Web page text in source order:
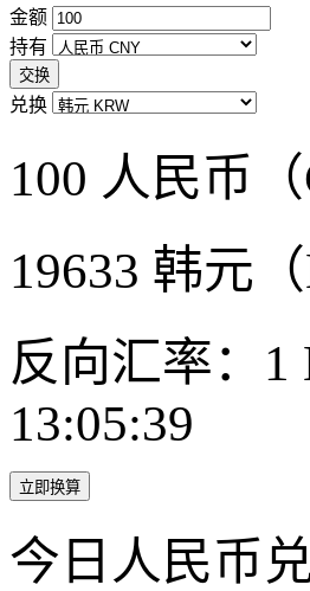
金额
持有
交换
兑换
100 人民币
19633 韩元（
反向汇率：1
13:05:39
立即换算
今日人民币